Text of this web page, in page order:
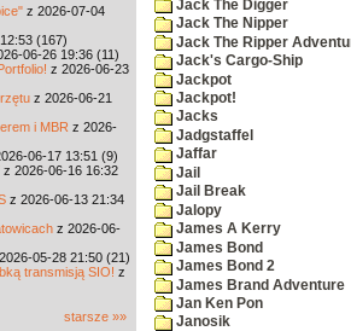
z 2026-07-04
(167)
06-26 19:36 (11)
z 2026-06-23
z 2026-06-21
i MBR z 2026-
06-17 13:51 (9)
z 2026-06-16 16:32
z 2026-06-13 21:34
z 2026-06-
05-28 21:50 (21)
transmisją SIO! z
starsze »»
Jack The Digger
Jack The Nipper
Jack The Ripper
Jack's Cargo-Ship
Jackpot
Jackpot!
Jacks
Jadgstaffel
Jaffar
Jail
Jail Break
Jalopy
James A Kerry
James Bond
James Bond 2
James Brand Adventure
Jan Ken Pon
Janosik